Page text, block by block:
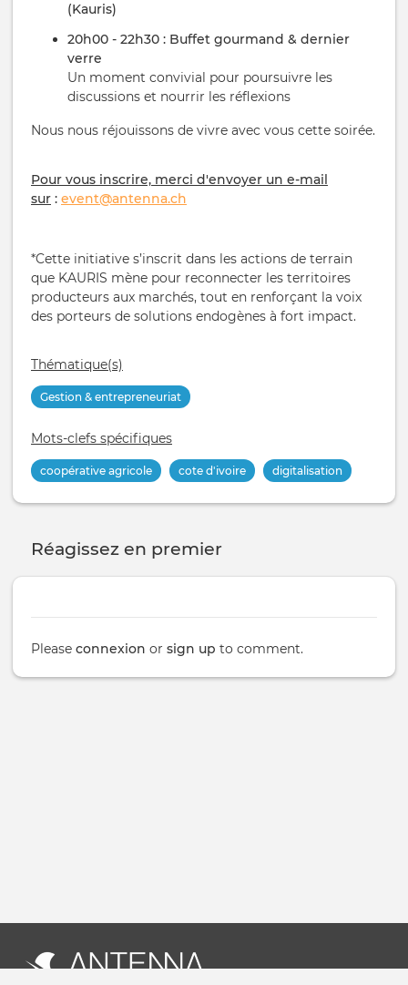
(Kauris)
20h00 - 22h30 : Buffet gourmand & dernier
verre
Un moment convivial pour poursuivre les
discussions et nourrir les réflexions
Nous nous réjouissons de vivre avec vous cette soirée.
Pour vous inscrire, merci d'envoyer un e-mail
sur : event@antenna.ch
*Cette initiative s’inscrit dans les actions de terrain
que KAURIS mène pour reconnecter les territoires
producteurs aux marchés, tout en renforçant la voix
des porteurs de solutions endogènes à fort impact.
Thématique(s)
Gestion & entrepreneuriat
Mots-clefs spécifiques
coopérative agricole cote d'ivoire digitalisation
Réagissez en premier
Please connexion or sign up to comment.